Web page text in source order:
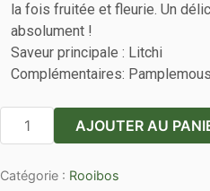
la fois fruitée et fleurie. Un
absolument !
Saveur principale : Litchi
Complémentaires:
quantité
de
Bali
AJOUTER AU
Catégorie : Rooibos